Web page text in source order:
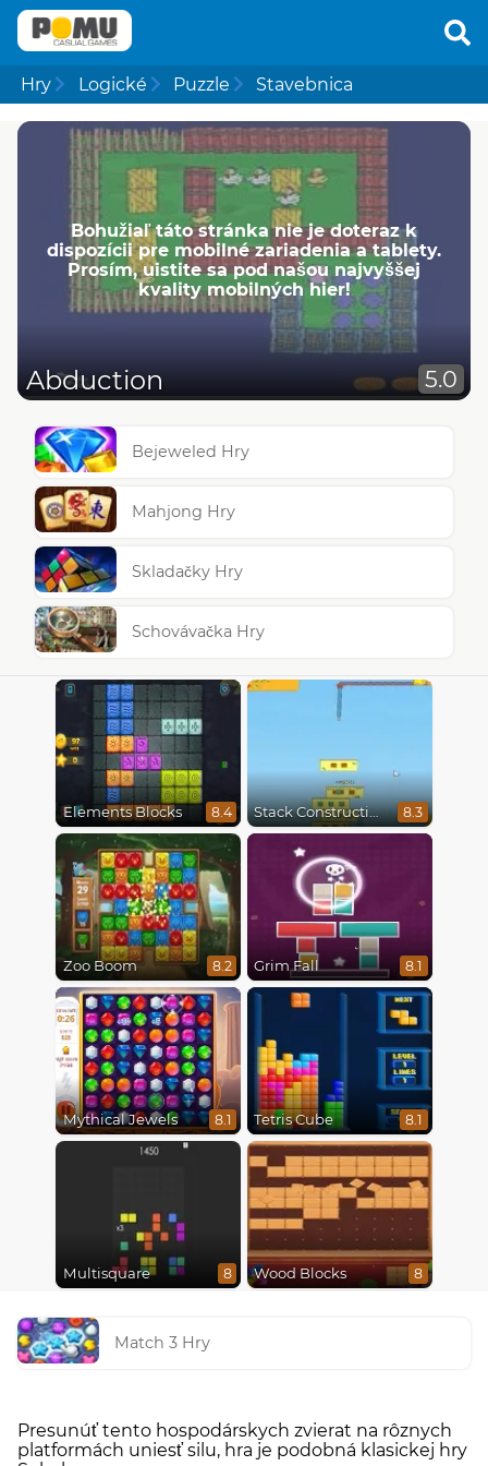
Hry Logické Puzzle Stavebnica
Bohužiaľ táto stránka nie je doteraz k
dispozícii pre mobilné zariadenia a tablety.
Prosím, uistite sa pod našou najvyššej
kvality mobilných hier!
Abduction 5.0
Bejeweled Hry
Mahjong Hry
Skladačky Hry
Schovávačka Hry
Elements Blocks 8.4 Stack Construction 8.3
Zoo Boom 8.2 Grim Fall 8.1
Mythical Jewels 8.1 Tetris Cube 8.1
Multisquare 8 Wood Blocks 8
Match 3 Hry
Presunúť tento hospodárskych zvierat na rôznych
platformách uniesť silu, hra je podobná klasickej hry